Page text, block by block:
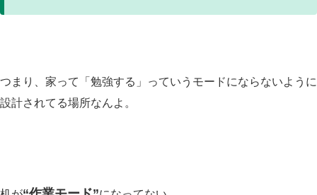
つまり、家って「勉強する」っていうモードにならないように
設計されてる場所なんよ。